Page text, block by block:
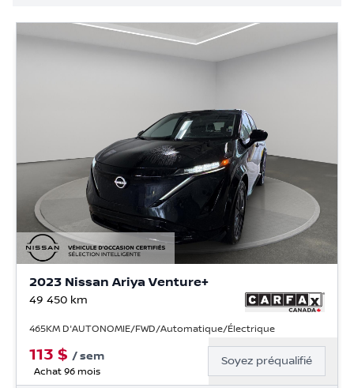
2023 Nissan Ariya Venture+
49 450 km
465KM D'AUTONOMIE/FWD/Automatique/Électrique
113 $ /sem
Achat 96 mois
Soyez préqualifié